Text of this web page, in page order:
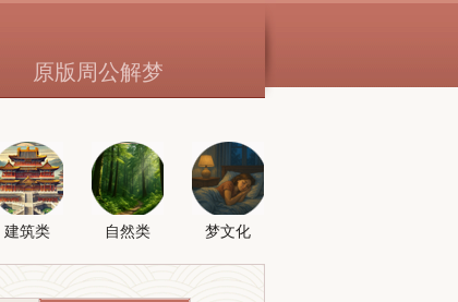
原版周公解梦
建筑类 自然类 梦文化